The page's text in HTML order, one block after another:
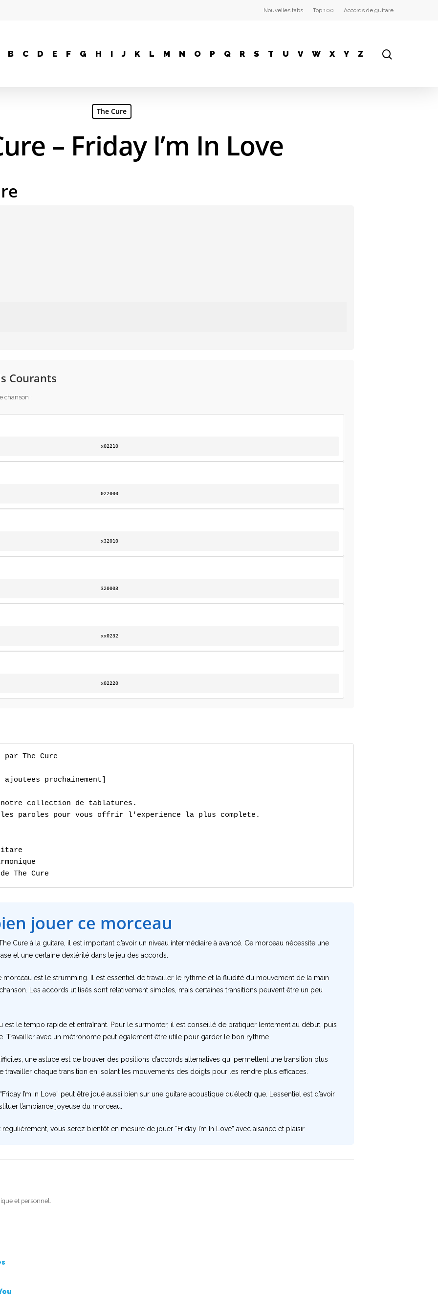
Nouvelles tabs Top 100 Accords de guitare
B C D E F G H I J K L M N O P Q R S T U V W X Y Z
The Cure
– Friday I’m In Love
Courants
chanson :
x02210
022000
x32010
320003
xx0232
x02220
The Cure
prochainement]
collection de tablatures.
paroles pour vous offrir l'experience la plus complete.
The Cure
jouer ce morceau
Cure à la guitare, il est important d’avoir un niveau intermédiaire à avancé. Ce morceau nécessite une
et une certaine dextérité dans le jeu des accords.
morceau est le strumming. Il est essentiel de travailler le rythme et la fluidité du mouvement de la main
Les accords utilisés sont relativement simples, mais certaines transitions peuvent être un peu
le tempo rapide et entraînant. Pour le surmonter, il est conseillé de pratiquer lentement au début, puis
Travailler avec un métronome peut également être utile pour garder le bon rythme.
une astuce est de trouver des positions d’accords alternatives qui permettent une transition plus
chaque transition en isolant les mouvements des doigts pour les rendre plus efficaces.
I’m In Love” peut être joué aussi bien sur une guitare acoustique qu’électrique. L’essentiel est d’avoir
l’ambiance joyeuse du morceau.
vous serez bientôt en mesure de jouer “Friday I’m In Love” avec aisance et plaisir
et personnel.